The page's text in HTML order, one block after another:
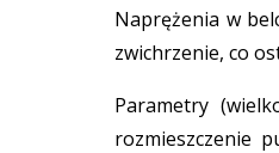
Naprężenia w
zwichrzenie, co
Parametry
rozmieszczenie